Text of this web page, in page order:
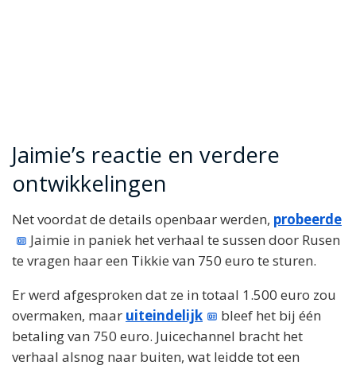
Jaimie’s reactie en verdere
ontwikkelingen
Net voordat de details openbaar werden, probeerde
Jaimie in paniek het verhaal te sussen door Rusen
te vragen haar een Tikkie van 750 euro te sturen.
Er werd afgesproken dat ze in totaal 1.500 euro zou
overmaken, maar uiteindelijk
bleef het bij één
betaling van 750 euro. Juicechannel bracht het
verhaal alsnog naar buiten, wat leidde tot een